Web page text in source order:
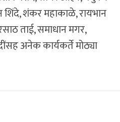
शिंदे, शंकर महाकाळे, रायभान
ताई, समाधान मगर,
अनेक कार्यकर्ते मोठ्या